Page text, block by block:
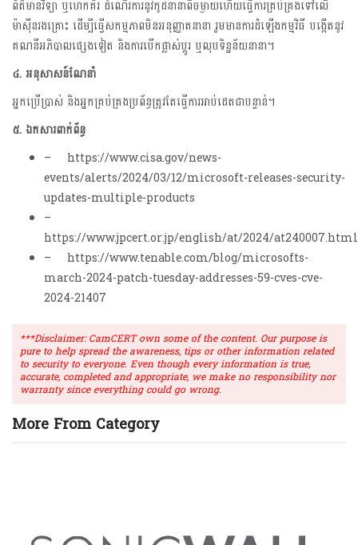
ព័ត៌មានវិទ្យា ឬហេកគ័រ ដំណើរការនូវកូដនានាពីចម្ងាយហើយធ្វើការគ្រប់គ្រងទៅលើ
ម៉ាស៊ីនរងគ្រោះ ដើម្បីធ្វើសកម្មភាពមិនអនុញ្ញាតនានា រួមមានការដំឡើងកម្មវិធី បង្កើតនូវ
គណនីអភិបាលផ្សេងទៀត និងការបើកផ្លាស់ប្តូរ ឬលុបទិន្នន័យនានា។
៤. អនុសាសន៍ណែនាំ
អ្នកប្រើប្រាស់ និងអ្នកគ្រប់គ្រងប្រព័ន្ធត្រូវតែធ្វើការអាប់ដេតជាបន្ទាន់។
៥. ឯកសារពាក់ព័ន្ធ
– https://www.cisa.gov/news-
events/alerts/2024/03/12/microsoft-releases-security-
updates-multiple-products
–
https://www.jpcert.or.jp/english/at/2024/at240007.html
– https://www.tenable.com/blog/microsofts-
march-2024-patch-tuesday-addresses-59-cves-cve-
2024-21407
***Disclaimer: CamCERT own some of the content. Our purpose is
pure to help spread the awareness, tips or other information related
to security to everyone. Even though every information is true,
accurate, completed and appropriate, we make no responsibility nor
warranty since everything could go wrong.
More From Category